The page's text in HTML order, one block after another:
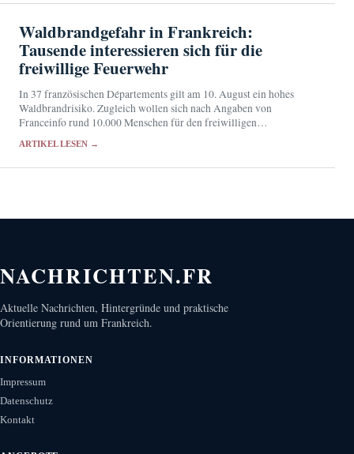
Waldbrandgefahr in Frankreich:
Tausende interessieren sich für die
freiwillige Feuerwehr
In 37 französischen Départements gilt am 10. August ein hohes
Waldbrandrisiko. Zugleich wollen sich nach Angaben von
Franceinfo rund 10.000 Menschen für den freiwilligen
ARTIKEL LESEN →
NACHRICHTEN.FR
Aktuelle Nachrichten, Hintergründe und praktische
Orientierung rund um Frankreich.
INFORMATIONEN
Impressum
Datenschutz
Kontakt